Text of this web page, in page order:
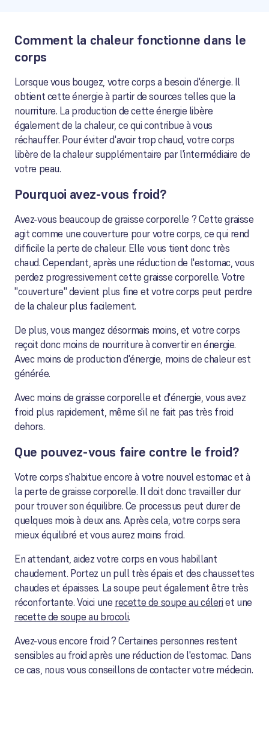
Comment la chaleur fonctionne dans le
corps
Lorsque vous bougez, votre corps a besoin d'énergie. Il
obtient cette énergie à partir de sources telles que la
nourriture. La production de cette énergie libère
également de la chaleur, ce qui contribue à vous
réchauffer. Pour éviter d'avoir trop chaud, votre corps
libère de la chaleur supplémentaire par l'intermédiaire de
votre peau.
Pourquoi avez-vous froid?
Avez-vous beaucoup de graisse corporelle ? Cette graisse
agit comme une couverture pour votre corps, ce qui rend
difficile la perte de chaleur. Elle vous tient donc très
chaud. Cependant, après une réduction de l'estomac, vous
perdez progressivement cette graisse corporelle. Votre
"couverture" devient plus fine et votre corps peut perdre
de la chaleur plus facilement.
De plus, vous mangez désormais moins, et votre corps
reçoit donc moins de nourriture à convertir en énergie.
Avec moins de production d'énergie, moins de chaleur est
générée.
Avec moins de graisse corporelle et d'énergie, vous avez
froid plus rapidement, même s'il ne fait pas très froid
dehors.
Que pouvez-vous faire contre le froid?
Votre corps s'habitue encore à votre nouvel estomac et à
la perte de graisse corporelle. Il doit donc travailler dur
pour trouver son équilibre. Ce processus peut durer de
quelques mois à deux ans. Après cela, votre corps sera
mieux équilibré et vous aurez moins froid.
En attendant, aidez votre corps en vous habillant
chaudement. Portez un pull très épais et des chaussettes
chaudes et épaisses. La soupe peut également être très
réconfortante. Voici une recette de soupe au céleriet une
recette de soupe au brocoli.
Avez-vous encore froid ? Certaines personnes restent
sensibles au froid après une réduction de l'estomac. Dans
ce cas, nous vous conseillons de contacter votre médecin.